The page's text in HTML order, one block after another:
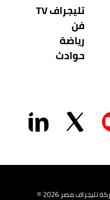
تليجراف TV
فن
رياضة
حوادث
مصر 2026 ©